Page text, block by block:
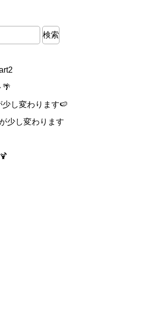
🌴
し変わります🍉
少し変わります